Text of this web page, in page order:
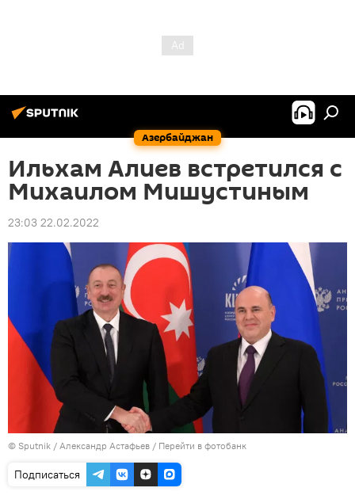
Азербайджан
Ильхам Алиев встретился с
Михаилом Мишустиным
23:03 22.02.2022
© Sputnik / Александр Астафьев / Перейти в фотобанк
Подписаться